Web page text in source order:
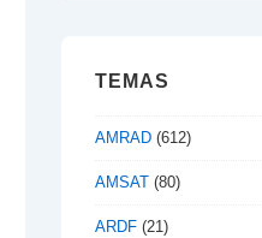
TEMAS
AMRAD (612)
AMSAT (80)
ARDF (21)